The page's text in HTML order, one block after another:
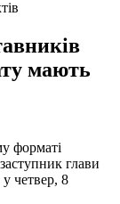
мають
форматі
глави
у четвер, 8